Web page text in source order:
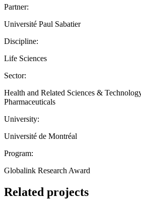
Partner:
Université Paul Sabatier
Discipline:
Life Sciences
Sector:
Health and Related Sciences &
Pharmaceuticals
University:
Université de Montréal
Program:
Globalink Research Award
Related projects